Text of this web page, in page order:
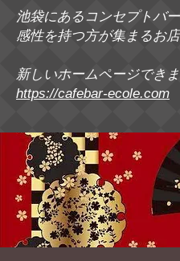
池袋にあるコンセプトバ
感性を持つ方が集まるお店
新しいホームページでき
https://cafebar-ecole.com